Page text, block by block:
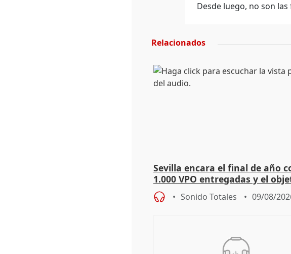
Desde luego, no son
Relacionados
Sevilla encara el final de año
1.000 VPO entregadas y el
de abaratar precios
Sonido Totales 09/08/